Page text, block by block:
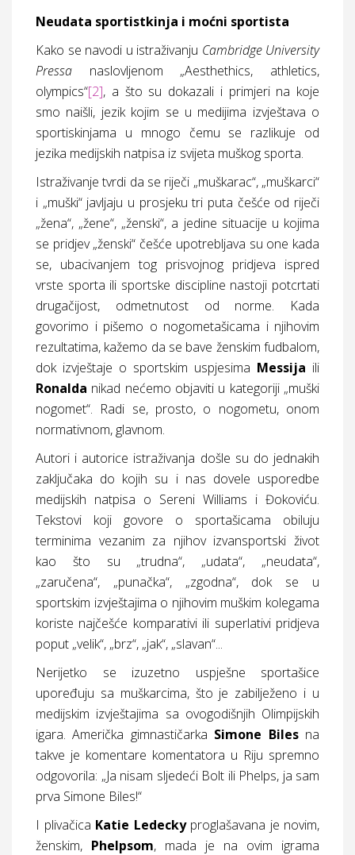
Neudata sportistkinja i moćni sportista
Kako se navodi u istraživanju Cambridge University
Pressa naslovljenom „Aesthethics, athletics,
olympics“[2], a što su dokazali i primjeri na koje
smo naišli, jezik kojim se u medijima izvještava o
sportiskinjama u mnogo čemu se razlikuje od
jezika medijskih natpisa iz svijeta muškog sporta.
Istraživanje tvrdi da se riječi „muškarac“, „muškarci“
i „muški“ javljaju u prosjeku tri puta češće od riječi
„žena“, „žene“, „ženski“, a jedine situacije u kojima
se pridjev „ženski“ češće upotrebljava su one kada
se, ubacivanjem tog prisvojnog pridjeva ispred
vrste sporta ili sportske discipline nastoji potcrtati
drugačijost, odmetnutost od norme. Kada
govorimo i pišemo o nogometašicama i njihovim
rezultatima, kažemo da se bave ženskim fudbalom,
dok izvještaje o sportskim uspjesima Messija ili
Ronalda nikad nećemo objaviti u kategoriji „muški
nogomet“. Radi se, prosto, o nogometu, onom
normativnom, glavnom.
Autori i autorice istraživanja došle su do jednakih
zaključaka do kojih su i nas dovele usporedbe
medijskih natpisa o Sereni Williams i Đokoviću.
Tekstovi koji govore o sportašicama obiluju
terminima vezanim za njihov izvansportski život
kao što su „trudna“, „udata“, „neudata“,
„zaručena“, „punačka“, „zgodna“, dok se u
sportskim izvještajima o njihovim muškim kolegama
koriste najčešće komparativi ili superlativi pridjeva
poput „velik“, „brz“, „jak“, „slavan“...
Nerijetko se izuzetno uspješne sportašice
upoređuju sa muškarcima, što je zabilježeno i u
medijskim izvještajima sa ovogodišnjih Olimpijskih
igara. Američka gimnastičarka Simone Bilesna
takve je komentare komentatora u Riju spremno
odgovorila: „Ja nisam sljedeći Bolt ili Phelps, ja sam
prva Simone Biles!“
I plivačica Katie Ledeckyproglašavana je novim,
ženskim, Phelpsom, mada je na ovim igrama